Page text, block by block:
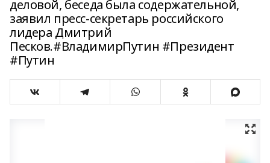
деловой, беседа была содержательной,
заявил пресс-секретарь российского
лидера Дмитрий
Песков.#ВладимирПутин #Президент
#Путин